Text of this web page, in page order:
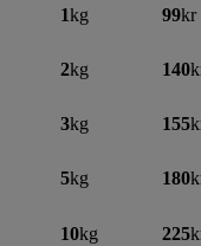
1kg 99kr
2kg 140
3kg 155
5kg 180
10kg 225